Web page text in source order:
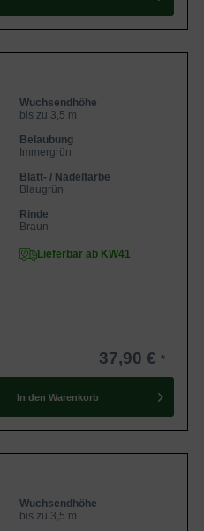
Wuchsendhöhe
bis zu 3,5 m
Belaubung
Immergrün
Blatt- / Nadelfarbe
Blaugrün
Rinde
Braun
Lieferbar ab KW41
37,90 €
In den Warenkorb
Wuchsendhöhe
bis zu 3,5 m